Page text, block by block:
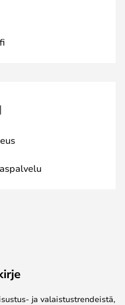
ja valaistustrendeistä,